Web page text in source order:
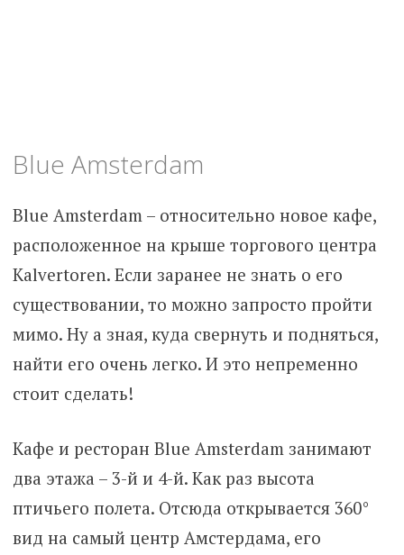
Blue Amsterdam
Blue Amsterdam – относительно новое кафе,
расположенное на крыше торгового центра
Kalvertoren. Если заранее не знать о его
существовании, то можно запросто пройти
мимо. Ну а зная, куда свернуть и подняться,
найти его очень легко. И это непременно
стоит сделать!
Кафе и ресторан Blue Amsterdam занимают
два этажа – 3-й и 4-й. Как раз высота
птичьего полета. Отсюда открывается 360°
вид на самый центр Амстердама, его